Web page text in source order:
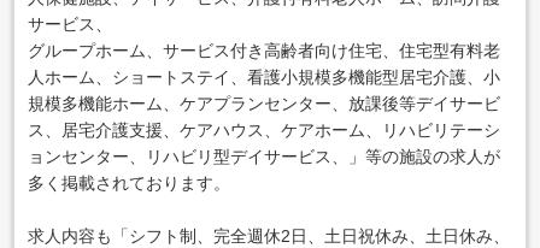
サービス、
グループホーム、サービス付き高齢者向け住宅、住宅型有料老
人ホーム、ショートステイ、看護小規模多機能型居宅介護、小
規模多機能ホーム、ケアプランセンター、放課後等デイサービ
ス、居宅介護支援、ケアハウス、ケアホーム、リハビリテーシ
ョンセンター、リハビリ型デイサービス、」等の施設の求人が
多く掲載されております。
求人内容も「シフト制、完全週休2日、土日祝休み、土日休み、